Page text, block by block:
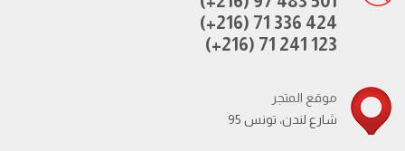
(+216) 71 336 424
(+216) 71 241 123
موقع المتجر
95 شارع لندن، تونس